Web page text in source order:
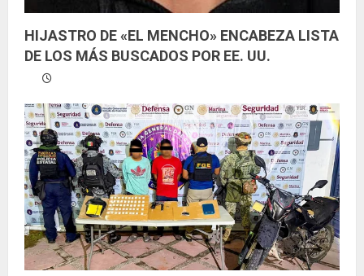
HIJASTRO DE «EL MENCHO» ENCABEZA LISTA
DE LOS MÁS BUSCADOS POR EE. UU.